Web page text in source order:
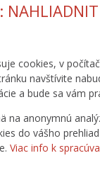
cookies, v
navštívite
a bude sa vám
na anonymnú
do vášho
Viac info k